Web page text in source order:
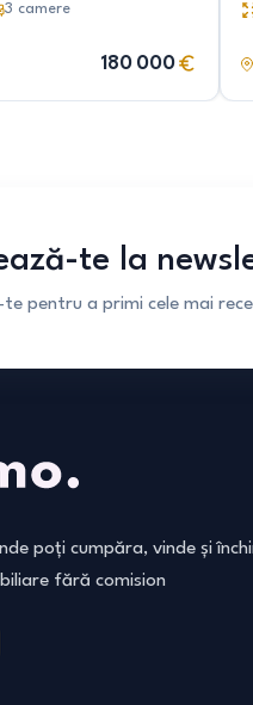
3 camere
180 000
te la
pentru a primi cele mai
poți cumpăra, vinde și
fără comision